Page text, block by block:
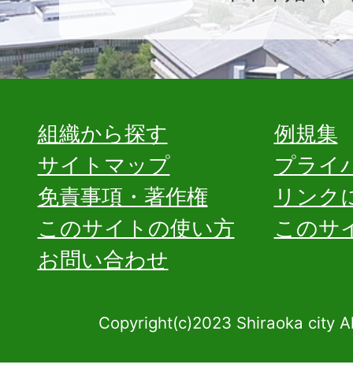
組織から探す
例規集
サイトマップ
プライ
免責事項・著作権
リンク
このサイトの使い方
このサ
お問い合わせ
Copyright(c)2023 Shiraoka city